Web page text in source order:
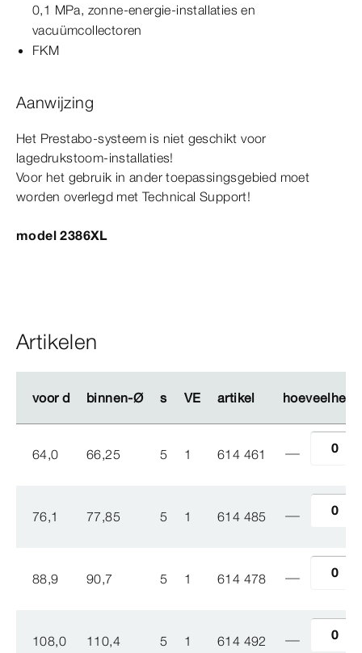
0,1 MPa, zonne-​energie-​installaties en
vacuümcollectoren
FKM
Aanwijzing
Het Prestabo-systeem is niet geschikt voor
lagedrukstoom-​installaties!
Voor het gebruik in ander toepassingsgebied moet
worden overlegd met Technical Support!
model 2386XL
Artikelen
voor d binnen-Ø s VE artikel hoeveelheid
voor d binnen-Ø s VE artikel hoeveelheid
64,0 66,25 5 1 614 461
76,1 77,85 5 1 614 485
88,9 90,7 5 1 614 478
108,0 110,4 5 1 614 492